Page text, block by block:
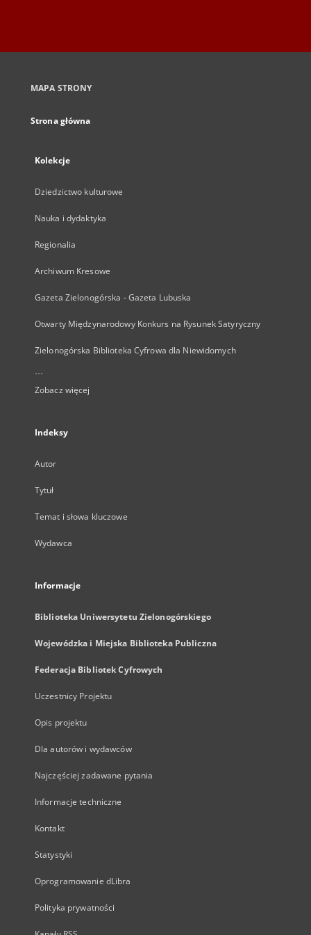
MAPA STRONY
Strona główna
Kolekcje
Dziedzictwo kulturowe
Nauka i dydaktyka
Regionalia
Archiwum Kresowe
Gazeta Zielonogórska - Gazeta Lubuska
Otwarty Międzynarodowy Konkurs na Rysunek Satyryczny
Zielonogórska Biblioteka Cyfrowa dla Niewidomych
...
Zobacz więcej
Indeksy
Autor
Tytuł
Temat i słowa kluczowe
Wydawca
Informacje
Biblioteka Uniwersytetu Zielonogórskiego
Wojewódzka i Miejska Biblioteka Publiczna
Federacja Bibliotek Cyfrowych
Uczestnicy Projektu
Opis projektu
Dla autorów i wydawców
Najczęściej zadawane pytania
Informacje techniczne
Kontakt
Statystyki
Oprogramowanie dLibra
Polityka prywatności